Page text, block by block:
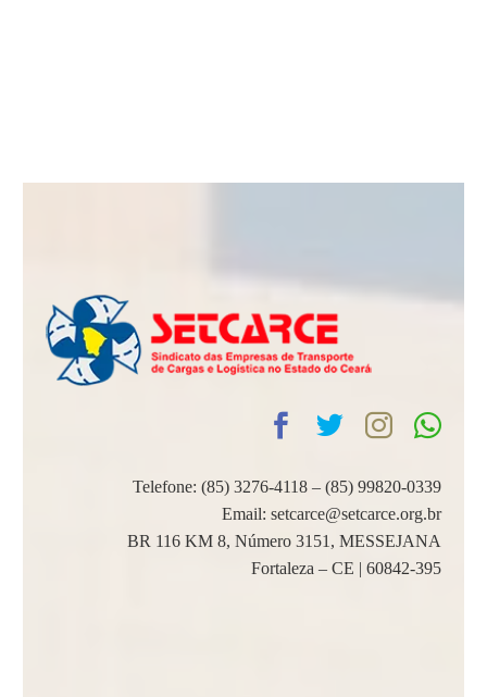
Telefone: (85) 3276-4118 – (85) 99820-0339
Email: setcarce@setcarce.org.br
BR 116 KM 8, Número 3151, MESSEJANA
Fortaleza – CE | 60842-395